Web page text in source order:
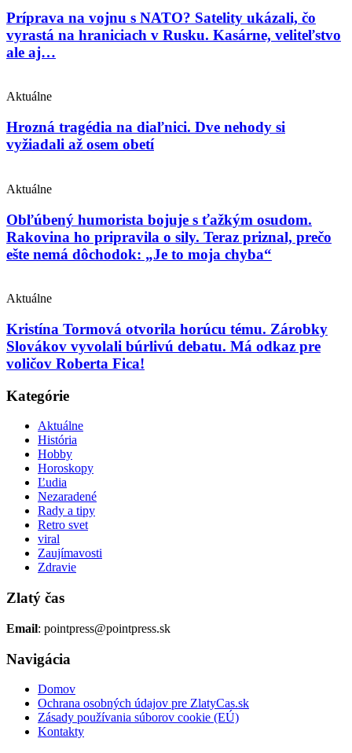
Príprava na vojnu s NATO? Satelity ukázali, čo
vyrastá na hraniciach v Rusku. Kasárne, veliteľstvo
ale aj…
Aktuálne
Hrozná tragédia na diaľnici. Dve nehody si
vyžiadali až osem obetí
Aktuálne
Obľúbený humorista bojuje s ťažkým osudom.
Rakovina ho pripravila o sily. Teraz priznal, prečo
ešte nemá dôchodok: „Je to moja chyba“
Aktuálne
Kristína Tormová otvorila horúcu tému. Zárobky
Slovákov vyvolali búrlivú debatu. Má odkaz pre
voličov Roberta Fica!
Kategórie
Aktuálne
História
Hobby
Horoskopy
Ľudia
Nezaradené
Rady a tipy
Retro svet
viral
Zaujímavosti
Zdravie
Zlatý čas
Email: pointpress@pointpress.sk
Navigácia
Domov
Ochrana osobných údajov pre ZlatyCas.sk
Zásady používania súborov cookie (EÚ)
Kontakty